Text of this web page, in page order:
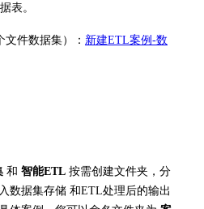
表。
件数据集）： 新建ETL案例-数
和 智能ETL 按需创建文件夹，分
数据集存储 和ETL处理后的输出